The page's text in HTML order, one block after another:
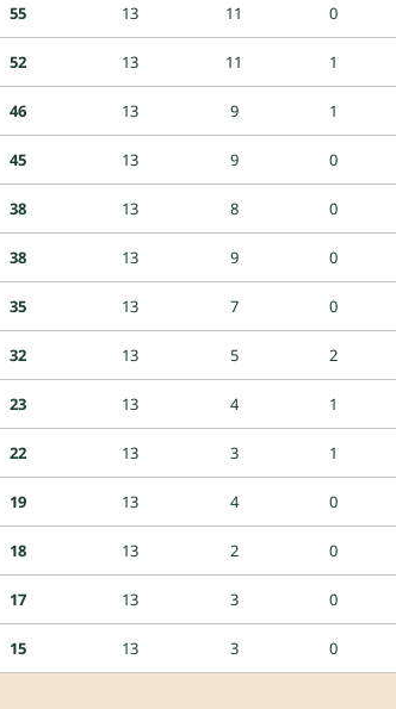
55 13 11 0
52 13 11 1
46 13 9 1
45 13 9 0
38 13 8 0
38 13 9 0
35 13 7 0
32 13 5 2
23 13 4 1
22 13 3 1
19 13 4 0
18 13 2 0
17 13 3 0
15 13 3 0